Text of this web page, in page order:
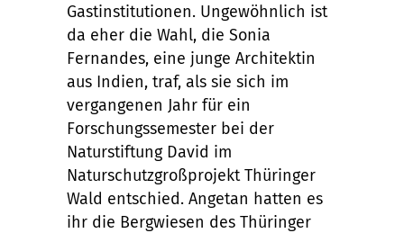
Gastinstitutionen. Ungewöhnlich ist
da eher die Wahl, die Sonia
Fernandes, eine junge Architektin
aus Indien, traf, als sie sich im
vergangenen Jahr für ein
Forschungssemester bei der
Naturstiftung David im
Naturschutzgroßprojekt Thüringer
Wald entschied. Angetan hatten es
ihr die Bergwiesen des Thüringer